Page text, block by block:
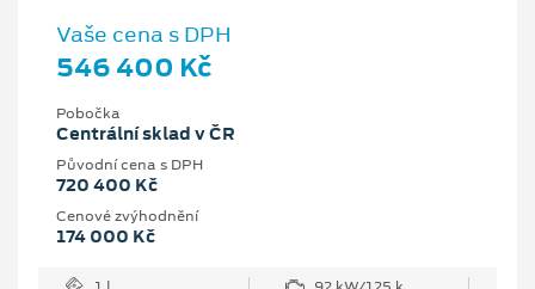
Vaše cena s DPH
546 400 Kč
Pobočka
Centrální sklad v ČR
Původní cena s DPH
720 400 Kč
Cenové zvýhodnění
174 000 Kč